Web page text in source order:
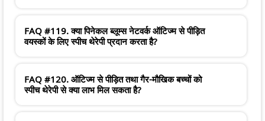
FAQ #119. क्या पिनेकल ब्लूम्स नेटवर्क ऑटिज्म से पीड़ित
वयस्कों के लिए स्पीच थेरेपी प्रदान करता है?
FAQ #120. ऑटिज्म से पीड़ित तथा गैर-मौखिक बच्चों को
स्पीच थेरेपी से क्या लाभ मिल सकता है?